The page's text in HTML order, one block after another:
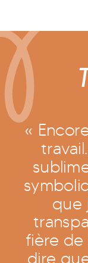
«
que
fière
dire